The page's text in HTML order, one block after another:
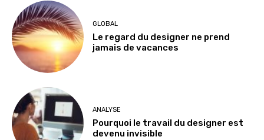
GLOBAL
Le regard du designer ne prend
jamais de vacances
ANALYSE
Pourquoi le travail du designer est
devenu invisible